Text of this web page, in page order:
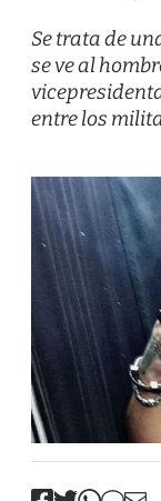
Se trata de
se ve al
entre los